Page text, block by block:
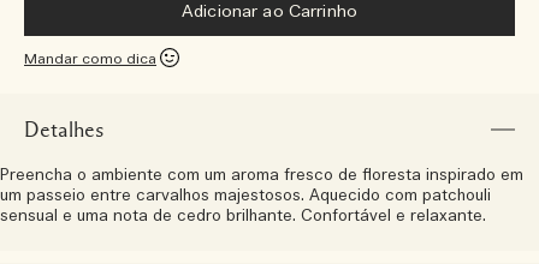
Adicionar ao Carrinho
Mandar como dica
Detalhes
Preencha o ambiente com um aroma fresco de floresta inspirado em
um passeio entre carvalhos majestosos. Aquecido com patchouli
sensual e uma nota de cedro brilhante. Confortável e relaxante.